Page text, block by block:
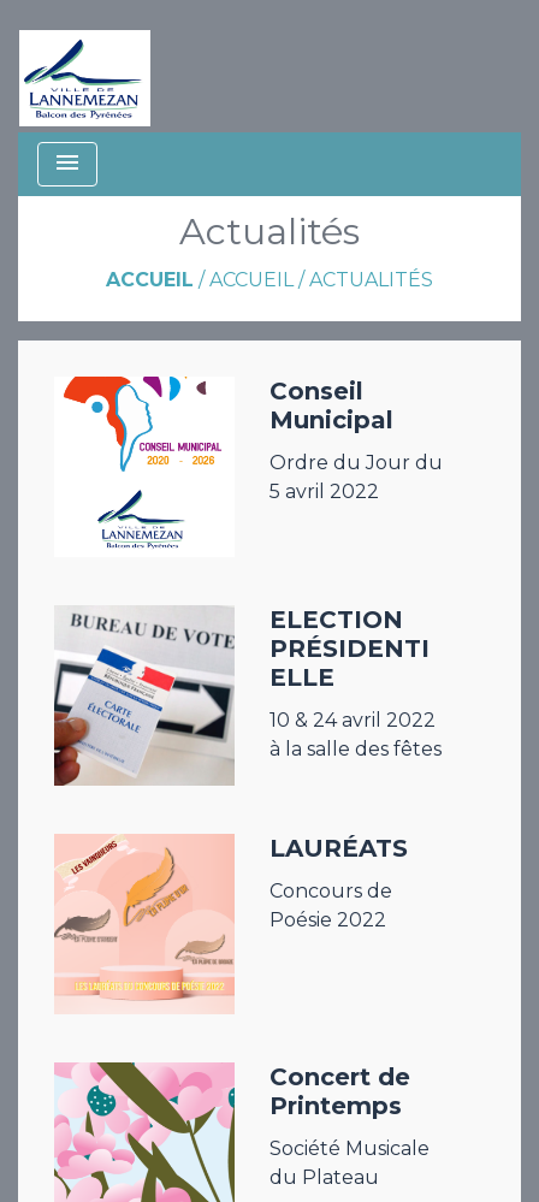
menu
Actualités
ACCUEIL /ACCUEIL/ACTUALITÉS
Conseil
Municipal
Ordre du Jour du
5 avril 2022
ELECTION
PRÉSIDENTI
ELLE
10 & 24 avril 2022
à la salle des fêtes
LAURÉATS
Concours de
Poésie 2022
Concert de
Printemps
Société Musicale
du Plateau